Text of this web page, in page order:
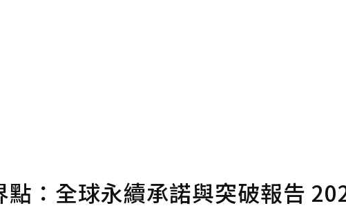
：全球永續承諾與突破報告